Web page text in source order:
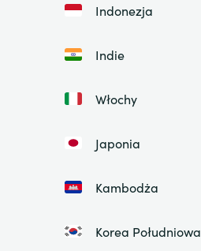
Indonezja
Indie
Włochy
Japonia
Kambodża
Korea Południowa